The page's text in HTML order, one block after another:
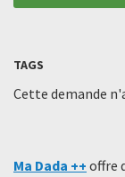
TAGS
Cette demande
Ma Dada ++ offre